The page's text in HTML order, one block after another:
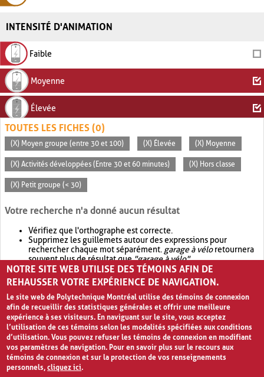
INTENSITÉ D'ANIMATION
Faible
Moyenne
Élevée
TOUTES LES FICHES (0)
(X) Moyen groupe (entre 30 et 100) (X) Élevée (X) Moyenne
(X) Activités développées (Entre 30 et 60 minutes) (X) Hors classe
(X) Petit groupe (< 30)
Votre recherche n'a donné aucun résultat
Vérifiez que l'orthographe est correcte.
Supprimez les guillemets autour des expressions pour
rechercher chaque mot séparément. garage à véloretournera
souvent plus de résultat que"garage à vélo".
Envisagez d'élargir votre recherche avec OR.garage OR vélo
retournera souvent plus de résultat quegarage à vélo
NOTRE SITE WEB UTILISE DES TÉMOINS AFIN DE
REHAUSSER VOTRE EXPÉRIENCE DE NAVIGATION.
Le site web de Polytechnique Montréal utilise des témoins de connexion
afin de recueillir des statistiques générales et offrir une meilleure
expérience à ses visiteurs. En naviguant sur le site, vous acceptez
l’utilisation de ces témoins selon les modalités spécifiées aux conditions
d’utilisation. Vous pouvez refuser les témoins de connexion en modifiant
vos paramètres de navigation. Pour en savoir plus sur le recours aux
témoins de connexion et sur la protection de vos renseignements
personnels,cliquez ici.